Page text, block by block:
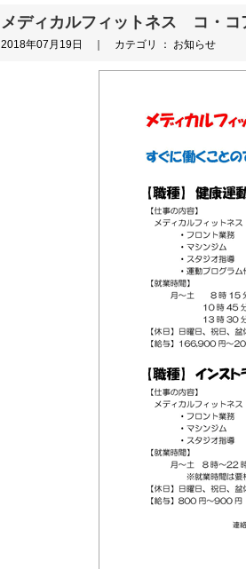
メディカルフィットネス コ・コ
2018年07月19日 ｜ カテゴリ ： お知らせ